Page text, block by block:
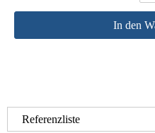
In den
Referenzliste